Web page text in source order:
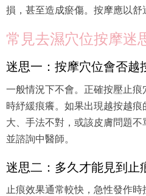
損，甚至造成瘀傷。按摩應以舒
常見去濕穴位按摩迷
迷思一：按摩穴位會否越
一般情況下不會。正確按壓止
時紓緩痕癢。如果出現越按越
大、手法不對，或該皮膚問題
並諮詢中醫師。
迷思二：多久才能見到止
止痕效果通常較快，急性發作